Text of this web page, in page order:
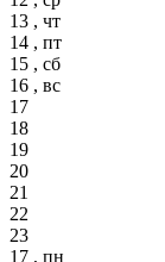
13 , чт
14 , пт
15 , сб
16 , вс
17
18
19
20
21
22
23
17 , пн